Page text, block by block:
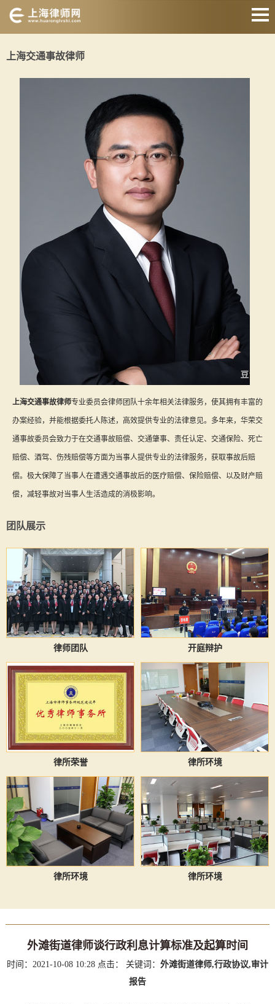
房产纠纷律师
合同纠纷律师
征地拆迁律师
交通事故律师
关于我们
上海交通事故律师
上海交通事故律师专业委员会律师团队十余年相关法律服务，使其拥有丰富的
办案经验，并能根据委托人陈述，高效提供专业的法律意见。多年来，华荣交
通事故委员会致力于在交通事故赔偿、交通肇事、责任认定、交通保险、死亡
赔偿、酒驾、伤残赔偿等方面为当事人提供专业的法律服务，获取事故后赔
偿。极大保障了当事人在遭遇交通事故后的医疗赔偿、保险赔偿、以及财产赔
偿，减轻事故对当事人生活造成的消极影响。
团队展示
律师团队 开庭辩护
律所荣誉 律所环境
律所环境 律所环境
外滩街道律师谈行政利息计算标准及起算时间
时间：2021-10-08 10:28 点击： 关键词： 外滩街道律师,行政协议,审计
报告